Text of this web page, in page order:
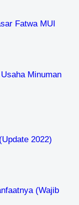
Fatwa MUI
Minuman
2022)
(Wajib